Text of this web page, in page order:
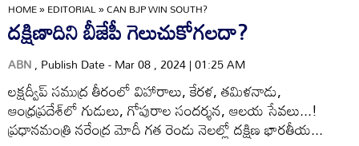
HOME»EDITORIAL»CAN BJP WIN SOUTH?
దక్షిణాదిని బీజేపీ గెలుచుకోగలదా?
ABN, Publish Date - Mar 08 , 2024 | 01:25 AM
లక్షద్వీప్ సముద్ర తీరంలో విహారాలు, కేరళ, తమిళనాడు,
ఆంధ్రప్రదేశ్‌లో గుడులు, గోపురాల సందర్శన, ఆలయ సేవలు...!
ప్రధానమంత్రి నరేంద్ర మోదీ గత రెండు నెలల్లో దక్షిణ భారతీయ...